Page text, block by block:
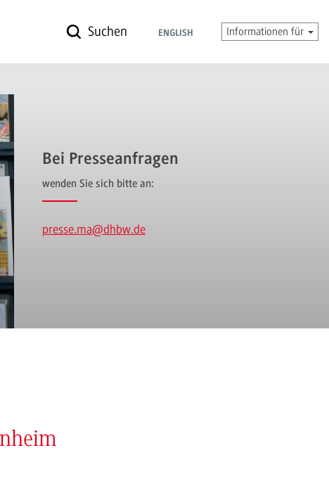
Suchen ENGLISH Informationen für
Bei Presseanfragen
wenden Sie sich bitte an:
presse.ma@dhbw.de